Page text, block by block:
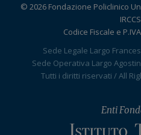
© 2026 Fondazione Policlinico
IRCCS
Codice Fiscale e
Sede Legale Largo
Sede Operativa Largo
Tutti i diritti riservati / All
Enti